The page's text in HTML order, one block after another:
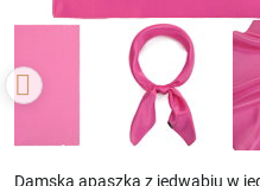
Damska apaszka z jedwabiu w